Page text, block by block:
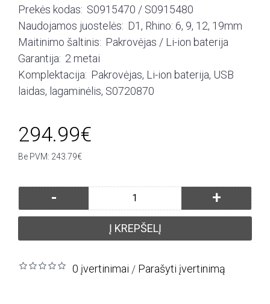
Prekės kodas: S0915470 / S0915480
Naudojamos juostelės: D1, Rhino: 6, 9, 12, 19mm
Maitinimo šaltinis: Pakrovėjas / Li-ion baterija
Garantija: 2 metai
Komplektacija: Pakrovėjas, Li-ion baterija, USB
laidas, lagaminėlis, S0720870
294.99€
Be PVM: 243.79€
- +
Į KREPŠELĮ
0 įvertinimai / Parašyti įvertinimą